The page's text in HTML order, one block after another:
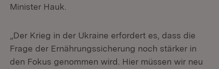
Minister Hauk.
„Der Krieg in der Ukraine erfordert es, dass die
Frage der Ernährungssicherung noch stärker in
den Fokus genommen wird. Hier müssen wir neu